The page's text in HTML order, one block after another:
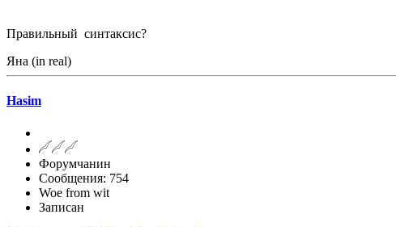
Правильный синтаксис?
Яна (in real)
Hasim
Форумчанин
Сообщения: 754
Woe from wit
Записан